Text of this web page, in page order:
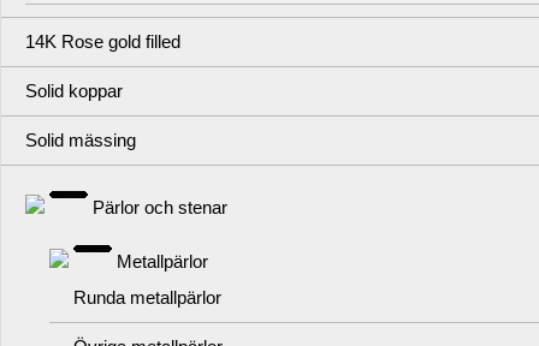
14K Rose gold filled
Solid koppar
Solid mässing
Pärlor och stenar
Metallpärlor
Runda metallpärlor